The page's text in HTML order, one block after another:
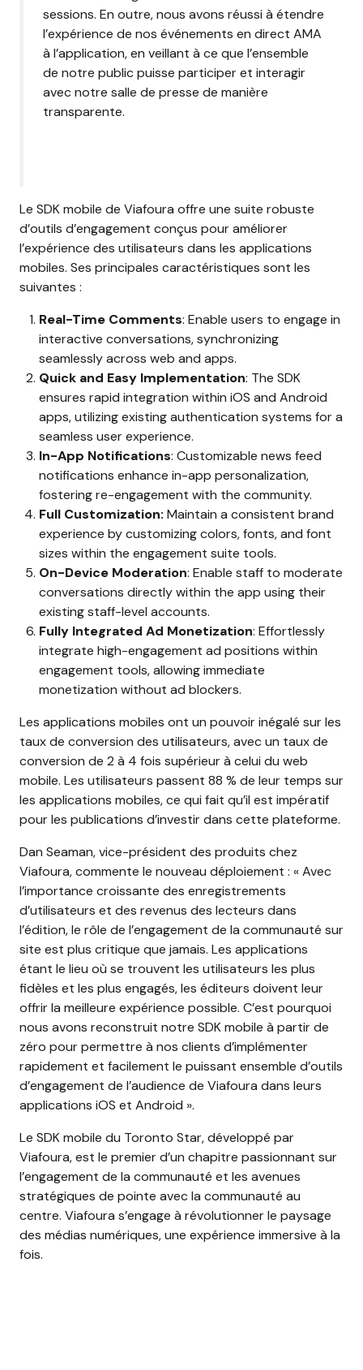
sessions. En outre, nous avons réussi à étendre
l’expérience de nos événements en direct AMA
à l’application, en veillant à ce que l’ensemble
de notre public puisse participer et interagir
avec notre salle de presse de manière
transparente.
Le SDK mobile de Viafoura offre une suite robuste
d’outils d’engagement conçus pour améliorer
l’expérience des utilisateurs dans les applications
mobiles. Ses principales caractéristiques sont les
suivantes :
Real-Time Comments: Enable users to engage in
interactive conversations, synchronizing
seamlessly across web and apps.
Quick and Easy Implementation: The SDK
ensures rapid integration within iOS and Android
apps, utilizing existing authentication systems for a
seamless user experience.
In-App Notifications: Customizable news feed
notifications enhance in-app personalization,
fostering re-engagement with the community.
Full Customization:Maintain a consistent brand
experience by customizing colors, fonts, and font
sizes within the engagement suite tools.
On-Device Moderation: Enable staff to moderate
conversations directly within the app using their
existing staff-level accounts.
Fully Integrated Ad Monetization: Effortlessly
integrate high-engagement ad positions within
engagement tools, allowing immediate
monetization without ad blockers.
Les applications mobiles ont un pouvoir inégalé sur les
taux de conversion des utilisateurs, avec un taux de
conversion de 2 à 4 fois supérieur à celui du web
mobile. Les utilisateurs passent 88 % de leur temps sur
les applications mobiles, ce qui fait qu’il est impératif
pour les publications d’investir dans cette plateforme.
Dan Seaman, vice-président des produits chez
Viafoura, commente le nouveau déploiement : « Avec
l’importance croissante des enregistrements
d’utilisateurs et des revenus des lecteurs dans
l’édition, le rôle de l’engagement de la communauté sur
site est plus critique que jamais. Les applications
étant le lieu où se trouvent les utilisateurs les plus
fidèles et les plus engagés, les éditeurs doivent leur
offrir la meilleure expérience possible. C’est pourquoi
nous avons reconstruit notre SDK mobile à partir de
zéro pour permettre à nos clients d’implémenter
rapidement et facilement le puissant ensemble d’outils
d’engagement de l’audience de Viafoura dans leurs
applications iOS et Android ».
Le SDK mobile du Toronto Star, développé par
Viafoura, est le premier d’un chapitre passionnant sur
l’engagement de la communauté et les avenues
stratégiques de pointe avec la communauté au
centre. Viafoura s’engage à révolutionner le paysage
des médias numériques, une expérience immersive à la
fois.